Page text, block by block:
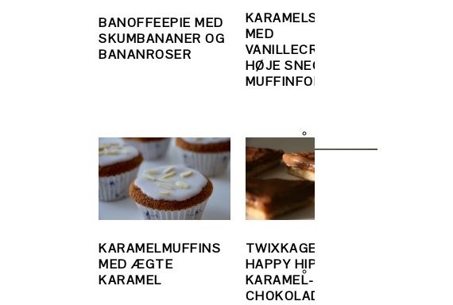
BANOFFEEPIE MED
SKUMBANANER OG
BANANROSER
KARAMELSNEGLE
MED
VANILLECREME –
HØJE SNEGLE I
MUFFINFORM
KARAMELMUFFINS
MED ÆGTE
KARAMEL
TWIXKAGER ELLER
HAPPY HIPS –
KARAMEL- OG
CHOKOLADEKAGER